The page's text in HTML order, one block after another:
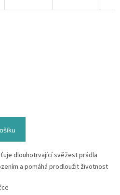
dlouhotrvající svěžest prádla
a pomáhá prodloužit životnost